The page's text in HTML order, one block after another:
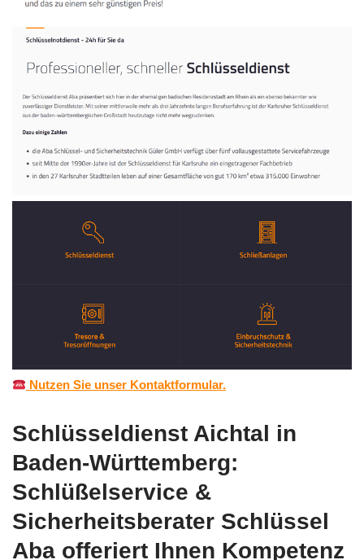
Nutzen Sie unser Kontaktformular.
Schlüsseldienst Aichtal in
Baden-Württemberg:
Schlüßelservice &
Sicherheitsberater Schlüssel
Aba offeriert Ihnen Kompetenz